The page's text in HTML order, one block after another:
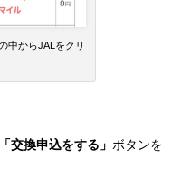
中からJALをクリ
「交換申込をする」 ボタンを